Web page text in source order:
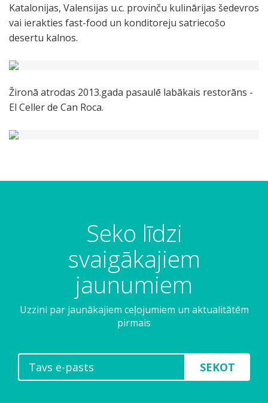
Katalonijas, Valensijas u.c. provinču kulinārijas šedevros
vai ierakties fast-food un konditoreju satriecošo
desertu kalnos.
​Žironā atrodas 2013.gada pasaulē labākais restorāns -
El Celler de Can Roca.
Seko līdzi
svaigākajiem
jaunumiem
Uzzini par jaunākajiem ceļojumiem un aktualitātēm
pirmais
SEKOT